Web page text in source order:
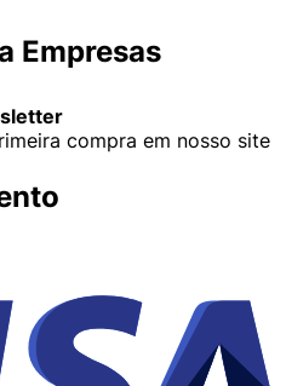
Empresas
compra em nosso site